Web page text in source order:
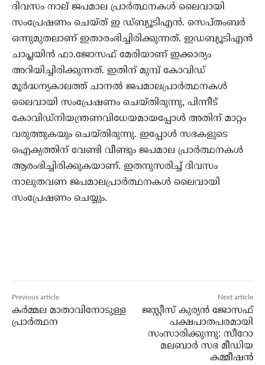
ദിവസം നാല് ജപമാല പ്രാര്‍ത്ഥനകള്‍ ലൈവായി
സംപ്രേഷണം ചെയ്ത് ഇ ഡ്ബ്യൂടിഎന്‍. സെപ്തംബര്‍
ഒന്നുമുതലാണ് ഇതാരംഭിച്ചിരിക്കുന്നത്. ഇഡബ്യൂടിഎന്‍
ചാപ്ലയിന്‍ ഫാ.ജോസഫ് മേരിയാണ് ഇക്കാര്യം
അറിയിച്ചിരിക്കുന്നത്. ഇതിന് മുമ്പ് കോവിഡ്
മൂര്‍ദ്ധന്യകാലത്ത് ചാനല്‍ ജപമാലപ്രാര്‍ത്ഥനകള്‍
ലൈവായി സംപ്രേഷണം ചെയ്തിരുന്നു, പിന്നീട്
കോവിഡ്‌നിയന്ത്രണവിധേയമായപ്പോള്‍ അതിന് മാറ്റം
വരുത്തുകയും ചെയ്തിരുന്നു. ഇപ്പോള്‍ സഭകളുടെ
ഐക്യത്തിന് വേണ്ടി വീണ്ടും ജപമാല പ്രാര്‍ത്ഥനകള്‍
ആരംഭിച്ചിരിക്കുകയാണ്. ഇതനുസരിച്ച് ദിവസം
നാലുതവണ ജപമാലപ്രാര്‍ത്ഥനകള്‍ ലൈവായി
സംപ്രേഷണം ചെയ്യും.
Previous article
കര്‍മ്മല മാതാവിനോടുള്ള
പ്രാര്‍ത്ഥന
Next article
ജസ്റ്റീസ് കുര്യന്‍ ജോസഫ്
പക്ഷപാതപരമായി
സംസാരിക്കുന്നു: സീറോ
മലബാര്‍ സഭ മീഡിയ
കമ്മീഷന്‍